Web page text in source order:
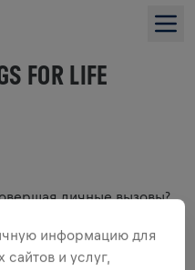
FOR LIFE
личные вызовы?
забеге, который
спинного мозга.
информацию для
и услуг,